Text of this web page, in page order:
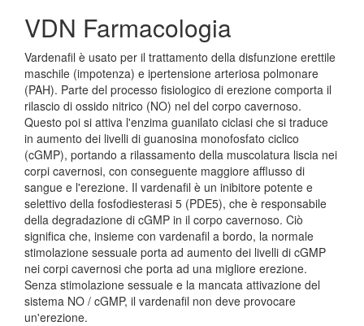
VDN Farmacologia
Vardenafil è usato per il trattamento della disfunzione erettile
maschile (impotenza) e ipertensione arteriosa polmonare
(PAH). Parte del processo fisiologico di erezione comporta il
rilascio di ossido nitrico (NO) nel del corpo cavernoso.
Questo poi si attiva l'enzima guanilato ciclasi che si traduce
in aumento dei livelli di guanosina monofosfato ciclico
(cGMP), portando a rilassamento della muscolatura liscia nei
corpi cavernosi, con conseguente maggiore afflusso di
sangue e l'erezione. Il vardenafil è un inibitore potente e
selettivo della fosfodiesterasi 5 (PDE5), che è responsabile
della degradazione di cGMP in il corpo cavernoso. Ciò
significa che, insieme con vardenafil a bordo, la normale
stimolazione sessuale porta ad aumento dei livelli di cGMP
nei corpi cavernosi che porta ad una migliore erezione.
Senza stimolazione sessuale e la mancata attivazione del
sistema NO / cGMP, il vardenafil non deve provocare
un'erezione.